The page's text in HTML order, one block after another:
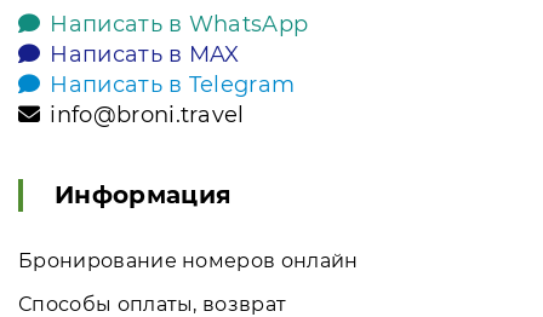
Написать в WhatsApp
Написать в MAX
Написать в Telegram
info@broni.travel
Информация
Бронирование номеров онлайн
Способы оплаты, возврат